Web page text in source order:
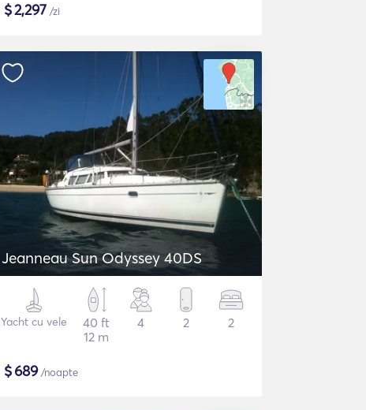
$2,297 /zi
Jeanneau Sun Odyssey 40DS
Yacht cu vele
40 ft
12 m
4 2 2
$689/noapte